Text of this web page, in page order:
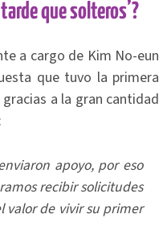
que solteros’?
a cargo de Kim No-eun
que tuvo la primera
a la gran cantidad
apoyo, por eso
recibir solicitudes
valor de vivir su primer